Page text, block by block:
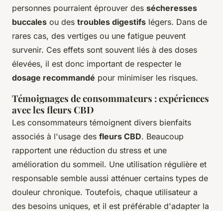
personnes pourraient éprouver des sécheresses
buccales ou des troubles digestifs légers. Dans de
rares cas, des vertiges ou une fatigue peuvent
survenir. Ces effets sont souvent liés à des doses
élevées, il est donc important de respecter le
dosage recommandé pour minimiser les risques.
Témoignages de consommateurs : expériences
avec les fleurs CBD
Les consommateurs témoignent divers bienfaits
associés à l'usage des fleurs CBD. Beaucoup
rapportent une réduction du stress et une
amélioration du sommeil. Une utilisation régulière et
responsable semble aussi atténuer certains types de
douleur chronique. Toutefois, chaque utilisateur a
des besoins uniques, et il est préférable d'adapter la